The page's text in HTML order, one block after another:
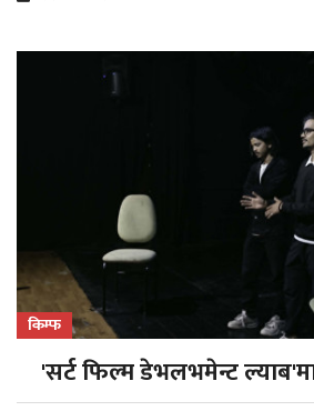
किम्फ
'सर्ट फिल्म डेभलभमेन्ट